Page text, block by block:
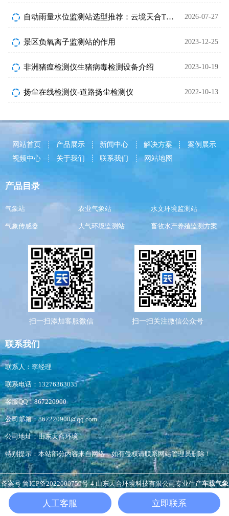
自动雨量水位监测站选型推荐：云境天合TH-SW3与天蔚TW-SW1对比详解 2026-07-27
景区负氧离子监测站的作用 2023-12-25
非洲猪瘟检测仪生猪病毒检测设备介绍 2023-10-19
扬尘在线检测仪-道路扬尘检测仪 2022-10-13
网站首页 产品展示 新闻中心 解决方案
案例展示
视频中心
关于我们 联系我们 网站地图
产品目录
气象站 农业气象站 水文环境监测站
气象传感器 大气环境监测站 畜牧水产养殖监测方案
扫一扫添加客服微信 扫一扫关注微信公众号
联系我们
联系人：李经理
联系电话：13276363035
客服QQ：867220900
公司邮箱：867220900@qq.com
公司地址：山东天合环境
特别提示：本站部分内容来自网络，如有侵权请联系网站管理员删除！
备案号 鲁ICP备2022000759号-4山东天合环境科技有限公司专业生产车载气象
,扬尘检测仪负氧离子监测站，非洲猪瘟检测仪等，生产经验丰富，价格优
惠。
人工客服 立即联系